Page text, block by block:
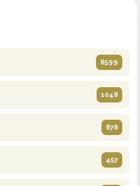
8599
1048
878
457